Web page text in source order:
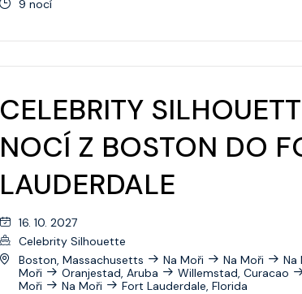
Independence Of
Legend Of The
Liberty Of The
Odyssey Of The
9 nocí
CELEBRITY
NOCÍ Z BOSTON DO
LAUDERDALE
16. 10. 2027
Celebrity Silhouette
Boston, Massachusetts
Na Moři Na Moři Na
Moři
Oranjestad, Aruba Willemstad, Curacao
Moři
Na Moři
Fort Lauderdale, Florida